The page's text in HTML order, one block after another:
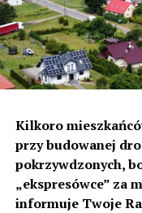
Kilkoro
przy budowanej
pokrzywdzonych,
„ekspresówce” za
informuje Twoje